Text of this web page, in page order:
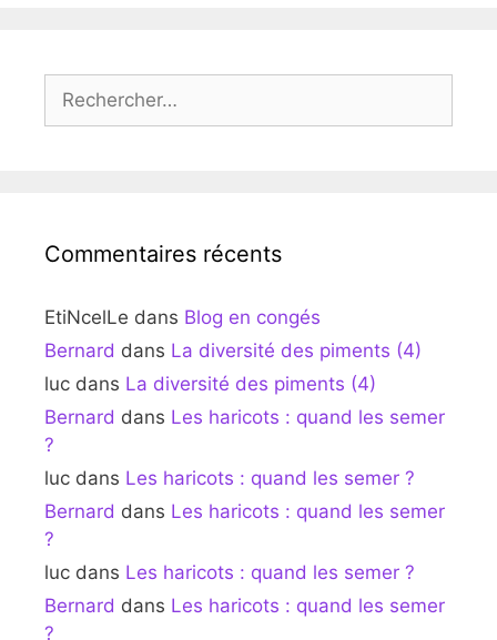
Commentaires récents
EtiNcelLe dans Blog en congés
Bernard dans La diversité des piments (4)
luc dans La diversité des piments (4)
Bernard dans Les haricots : quand les semer
?
luc dans Les haricots : quand les semer ?
Bernard dans Les haricots : quand les semer
?
luc dans Les haricots : quand les semer ?
Bernard dans Les haricots : quand les semer
?